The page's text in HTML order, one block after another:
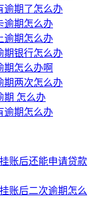
逾期了怎么办
逾期怎么办
逾期怎么办
期银行怎么办
期怎么办啊
期两次怎么办
期 怎么办
逾期怎么办
账后还能申请贷款
账后二次逾期怎么